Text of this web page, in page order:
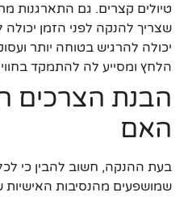
טיולים קצרים. גם התארגנות
שצריך להנקה לפני הזמן
יכולה להרגיש בטוחה יותר
הלחץ ומסייע לה להתמקד
הבנת הצרכים
האם
בעת ההנקה, חשוב להבין כי
שמושפעים מהנסיבות